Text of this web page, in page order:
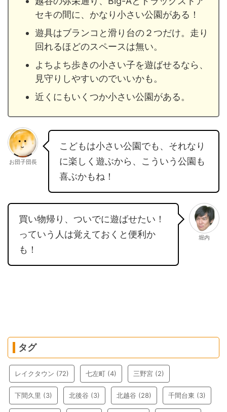
セキの間に、かなり小さい公園がある！
遊具はブランコと滑り台の２つだけ。走り
回れるほどのスペースは無い。
よちよち歩きの小さい子を遊ばせるなら、
見守りしやすいのでいいかも。
近くにもいくつか小さい公園がある。
お団子団長
こどもは小さい公園でも、それなり
に楽しく遊ぶから、こういう公園も
喜ぶかもね！
買い物帰り、ついでに遊ばせたい！
っていう人は覚えておくと便利か
も！
堀内
タグ
レイクタウン (72) 七左町 (4) 三野宮 (2)
下間久里 (3) 北後谷 (3) 北越谷 (28) 千間台東 (3)